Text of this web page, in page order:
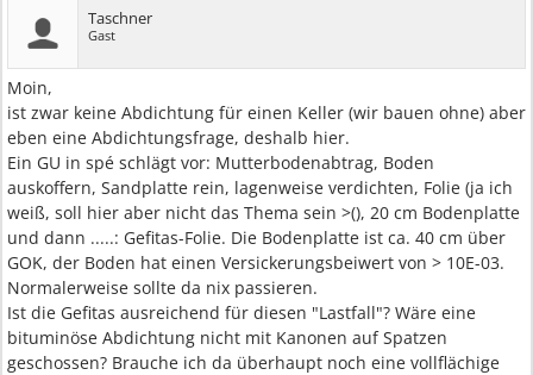
Taschner
Gast
Moin,
ist zwar keine Abdichtung für einen Keller (wir bauen ohne) aber
eben eine Abdichtungsfrage, deshalb hier.
Ein GU in spé schlägt vor: Mutterbodenabtrag, Boden
auskoffern, Sandplatte rein, lagenweise verdichten, Folie (ja ich
weiß, soll hier aber nicht das Thema sein >(), 20 cm Bodenplatte
und dann .....: Gefitas-Folie. Die Bodenplatte ist ca. 40 cm über
GOK, der Boden hat einen Versickerungsbeiwert von > 10E-03.
Normalerweise sollte da nix passieren.
Ist die Gefitas ausreichend für diesen "Lastfall"? Wäre eine
bituminöse Abdichtung nicht mit Kanonen auf Spatzen
geschossen? Brauche ich da überhaupt noch eine vollflächige